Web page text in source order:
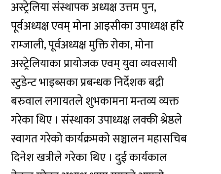
अस्ट्रेलिया संस्थापक अध्यक्ष उत्तम पुन,
पूर्वअध्यक्ष एवम् मोना आइसीका उपाध्यक्ष हरि
राम्जाली, पूर्वअध्यक्ष मुक्ति रोका, मोना
अस्ट्रेलियाका प्रायोजक एवम् युवा व्यवसायी
स्टुडेन्ट भाइब्सका प्रबन्धक निर्देशक बद्री
बरुवाल लगायतले शुभकामना मन्तव्य व्यक्त
गरेका थिए । संस्थाका उपाध्यक्ष लक्की श्रेष्ठले
स्वागत गरेको कार्यक्रमको सञ्चालन महासचिब
दिनेश खत्रीले गरेका थिए । दुई कार्यकाल